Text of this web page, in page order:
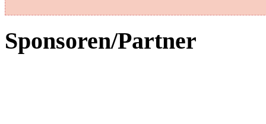
Sponsoren/Partner